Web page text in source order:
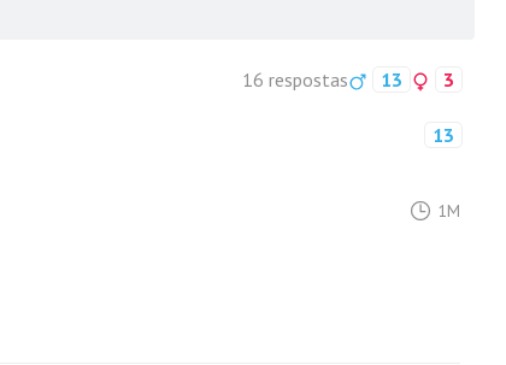
16 respostas 13 3
13
1M